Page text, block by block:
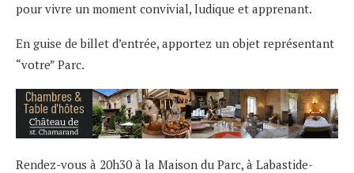
pour vivre un moment convivial, ludique et apprenant.
En guise de billet d’entrée, apportez un objet représentant
“votre” Parc.
Rendez-vous à 20h30 à la Maison du Parc, à Labastide-